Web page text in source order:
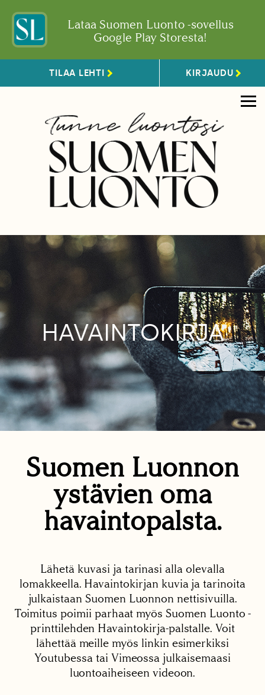
Lataa Suomen Luonto -sovellus
Google Play Storesta!
TILAA LEHTI KIRJAUDU
HAVAINTOKIRJA
Suomen Luonnon
ystävien oma
havaintopalsta.
Lähetä kuvasi ja tarinasi alla olevalla
lomakkeella. Havaintokirjan kuvia ja tarinoita
julkaistaan Suomen Luonnon nettisivuilla.
Toimitus poimii parhaat myös Suomen Luonto -
printtilehden Havaintokirja-palstalle. Voit
lähettää meille myös linkin esimerkiksi
Youtubessa tai Vimeossa julkaisemaasi
luontoaiheiseen videoon.